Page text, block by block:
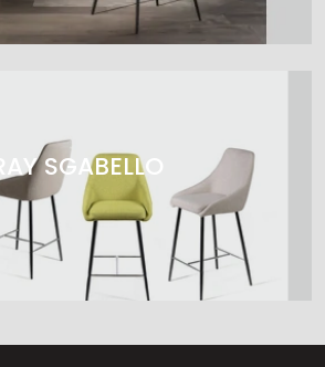
RAY SGABELLO